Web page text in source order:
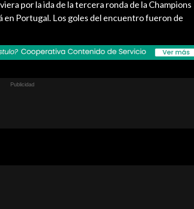
por la ida de la tercera ronda de la Champions
en Portugal. Los goles del encuentro fueron de